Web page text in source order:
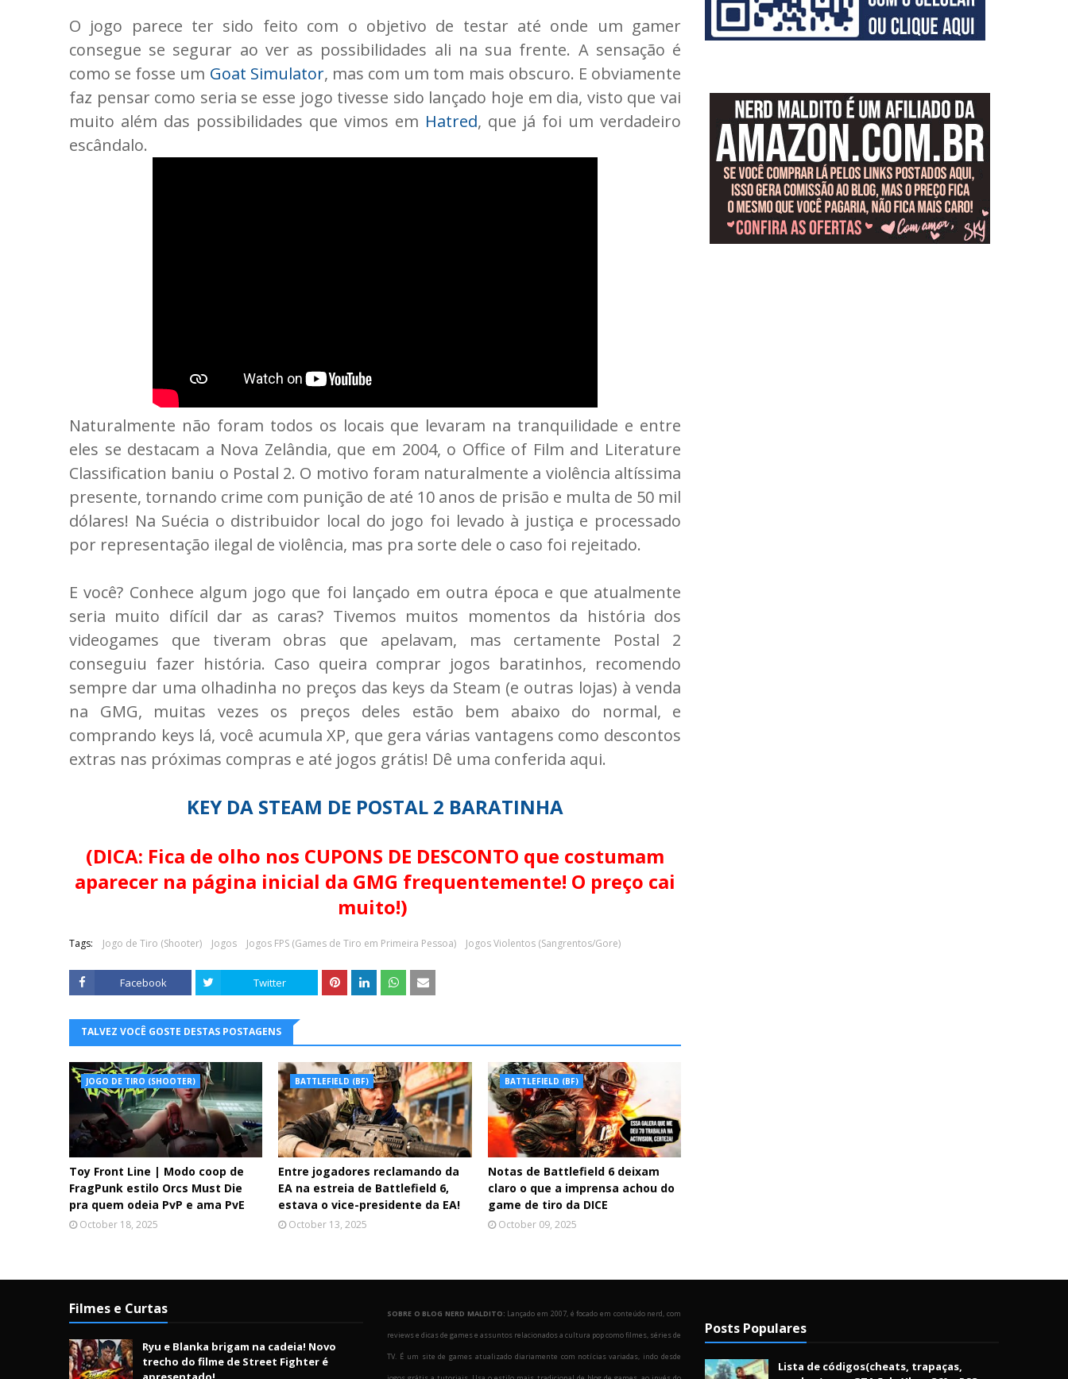
O jogo parece ter sido feito com o objetivo de testar até onde um gamer
consegue se segurar ao ver as possibilidades ali na sua frente. A sensação é
como se fosse um Goat Simulator, mas com um tom mais obscuro. E obviamente
faz pensar como seria se esse jogo tivesse sido lançado hoje em dia, visto que vai
muito além das possibilidades que vimos em Hatred, que já foi um verdadeiro
escândalo.
Naturalmente não foram todos os locais que levaram na tranquilidade e entre
eles se destacam a Nova Zelândia, que em 2004, o Office of Film and Literature
Classification baniu o Postal 2. O motivo foram naturalmente a violência altíssima
presente, tornando crime com punição de até 10 anos de prisão e multa de 50 mil
dólares! Na Suécia o distribuidor local do jogo foi levado à justiça e processado
por representação ilegal de violência, mas pra sorte dele o caso foi rejeitado.
E você? Conhece algum jogo que foi lançado em outra época e que atualmente
seria muito difícil dar as caras? Tivemos muitos momentos da história dos
videogames que tiveram obras que apelavam, mas certamente Postal 2
conseguiu fazer história. Caso queira comprar jogos baratinhos, recomendo
sempre dar uma olhadinha no preços das keys da Steam (e outras lojas) à venda
na GMG, muitas vezes os preços deles estão bem abaixo do normal, e
comprando keys lá, você acumula XP, que gera várias vantagens como descontos
extras nas próximas compras e até jogos grátis! Dê uma conferida aqui.
KEY DA STEAM DE POSTAL 2 BARATINHA
(DICA: Fica de olho nos CUPONS DE DESCONTO que costumam
aparecer na página inicial da GMG frequentemente! O preço cai
muito!)
Tags: Jogo de Tiro (Shooter) Jogos Jogos FPS (Games de Tiro em Primeira Pessoa) Jogos Violentos (Sangrentos/Gore)
Facebook Twitter
TALVEZ VOCÊ GOSTE DESTAS POSTAGENS
JOGO DE TIRO (SHOOTER)
Toy Front Line | Modo coop de
FragPunk estilo Orcs Must Die
pra quem odeia PvP e ama PvE
October 18, 2025
BATTLEFIELD (BF)
Entre jogadores reclamando da
EA na estreia de Battlefield 6,
estava o vice-presidente da EA!
October 13, 2025
BATTLEFIELD (BF)
Notas de Battlefield 6 deixam
claro o que a imprensa achou do
game de tiro da DICE
October 09, 2025
Filmes e Curtas
Ryu e Blanka brigam na cadeia! Novo
trecho do filme de Street Fighter é
SOBRE O BLOG NERD MALDITO: Lançado em 2007, é focado em conteúdo nerd, com
reviews e dicas de games e assuntos relacionados a cultura pop como filmes, séries de
TV. É um site de games atualizado diariamente com notícias variadas, indo desde
Posts Populares
Lista de códigos(cheats, trapaças,